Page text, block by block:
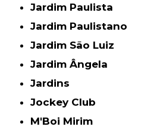
Jardim Paulista
Jardim Paulistano
Jardim São Luiz
Jardim Ângela
Jardins
Jockey Club
M'Boi Mirim